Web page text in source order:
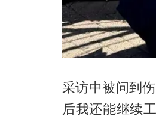
采访中被问到
后我还能继续工